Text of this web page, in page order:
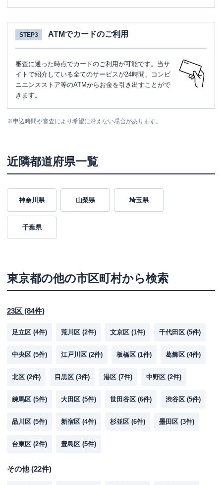
STEP3 ATMでカードのご利用
審査に通った時点でカードのご利用が可能です。当サ
イトで紹介している全てのサービスが24時間、コンビ
ニエンスストア等のATMからお金を引き出すことがで
きます。
※申込時間や審査により希望に沿えない場合があります。
近隣都道府県一覧
神奈川県 山梨県 埼玉県
千葉県
東京都の他の市区町村から検索
23区 (84件)
足立区 (4件) 荒川区 (2件) 文京区 (1件) 千代田区 (5件)
中央区 (5件) 江戸川区 (2件) 板橋区 (1件) 葛飾区 (4件)
北区 (2件) 目黒区 (3件) 港区 (7件) 中野区 (2件)
練馬区 (5件) 大田区 (5件) 世田谷区 (6件) 渋谷区 (5件)
品川区 (5件) 新宿区 (4件) 杉並区 (6件) 墨田区 (3件)
台東区 (2件) 豊島区 (5件)
その他(22件)